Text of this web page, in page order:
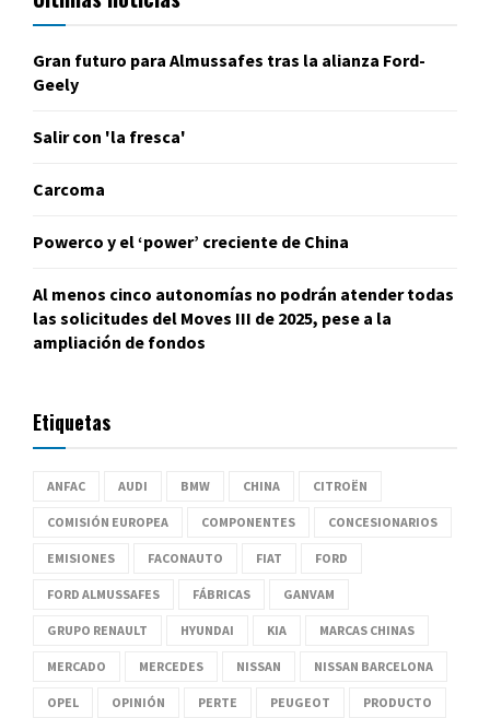
Gran futuro para Almussafes tras la alianza Ford-
Geely
Salir con 'la fresca'
Carcoma
Powerco y el ‘power’ creciente de China
Al menos cinco autonomías no podrán atender todas
las solicitudes del Moves III de 2025, pese a la
ampliación de fondos
Etiquetas
ANFAC AUDI BMW CHINA CITROËN
COMISIÓN EUROPEA COMPONENTES CONCESIONARIOS
EMISIONES FACONAUTO FIAT FORD
FORD ALMUSSAFES FÁBRICAS GANVAM
GRUPO RENAULT HYUNDAI KIA MARCAS CHINAS
MERCADO MERCEDES NISSAN NISSAN BARCELONA
OPEL OPINIÓN PERTE PEUGEOT PRODUCTO